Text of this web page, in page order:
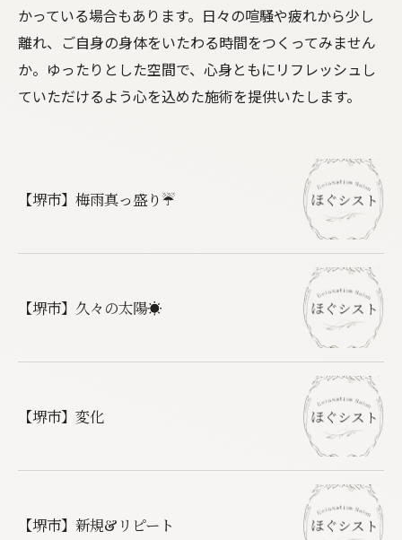
かっている場合もあります。日々の喧騒や疲れから少し
離れ、ご自身の身体をいたわる時間をつくってみません
か。ゆったりとした空間で、心身ともにリフレッシュし
ていただけるよう心を込めた施術を提供いたします。
【堺市】梅雨真っ盛り☔️
【堺市】久々の太陽☀️
【堺市】変化
【堺市】新規&リピート